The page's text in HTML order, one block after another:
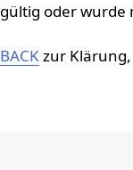
oder wurde
zur